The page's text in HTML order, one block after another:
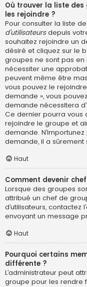
Où trouver la liste
les rejoindre ?
Pour consulter la liste
d’utilisateursdepuis
souhaitez rejoindre un
désiré et cliquez sur le
groupes ne sont pas
nécessiter une
peuvent même être
vous pouvez le
demande », vous
demande nécessitera
Ce dernier pourra vous
rejoindre le groupe et
demande.
demande, il a sûrement
Haut
Comment devenir
Lorsque des groupes
attribué un chef de
d’utilisateurs, contactez
envoyant un message
Haut
Pourquoi certains
différente ?
L’administrateur peut
groupe pour les rendre